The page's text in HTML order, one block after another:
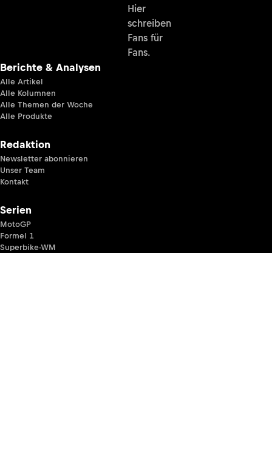
Hier
schreiben
Fans für
Fans.
Berichte & Analysen
Alle Artikel
Alle Kolumnen
Alle Themen der Woche
Alle Produkte
Redaktion
Newsletter abonnieren
Unser Team
Kontakt
Serien
MotoGP
Formel 1
Superbike-WM